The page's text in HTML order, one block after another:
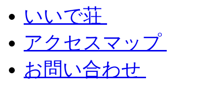
いいで荘
アクセスマップ
お問い合わせ